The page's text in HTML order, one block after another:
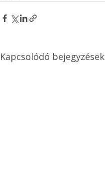
Kapcsolódó bejegyzések